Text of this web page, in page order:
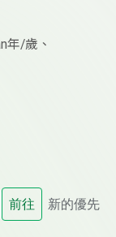
年/歲、
前往 新的優先